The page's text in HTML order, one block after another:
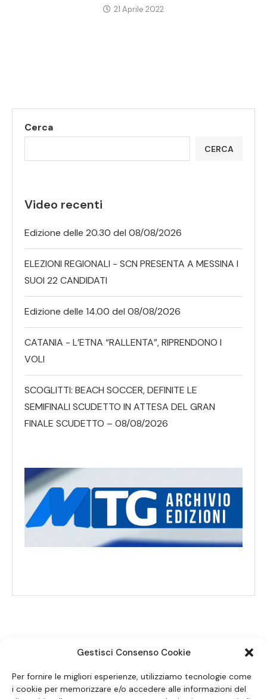
Gestisci Consenso Cookie
Per fornire le migliori esperienze, utilizziamo tecnologie come
i cookie per memorizzare e/o accedere alle informazioni del
21 Aprile 2022
Cerca
CERCA
Video recenti
Edizione delle 20.30 del 08/08/2026
ELEZIONI REGIONALI - SCN PRESENTA A MESSINA I
SUOI 22 CANDIDATI
Edizione delle 14.00 del 08/08/2026
CATANIA - L’ETNA “RALLENTA”, RIPRENDONO I
VOLI
SCOGLITTI: BEACH SOCCER, DEFINITE LE
SEMIFINALI SCUDETTO IN ATTESA DEL GRAN
FINALE SCUDETTO – 08/08/2026
SEGUICI SUI SOCIAL